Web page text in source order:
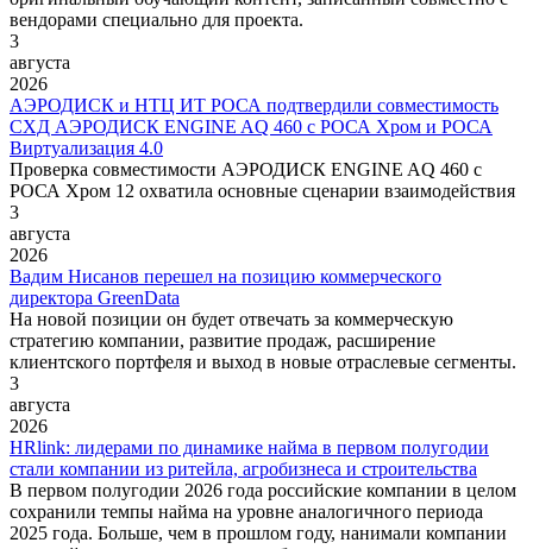
вендорами специально для проекта.
3
августа
2026
АЭРОДИСК и НТЦ ИТ РОСА подтвердили совместимость
СХД АЭРОДИСК ENGINE AQ 460 с РОСА Хром и РОСА
Виртуализация 4.0
Проверка совместимости АЭРОДИСК ENGINE AQ 460 с
РОСА Хром 12 охватила основные сценарии взаимодействия
3
августа
2026
Вадим Нисанов перешел на позицию коммерческого
директора GreenData
На новой позиции он будет отвечать за коммерческую
стратегию компании, развитие продаж, расширение
клиентского портфеля и выход в новые отраслевые сегменты.
3
августа
2026
HRlink: лидерами по динамике найма в первом полугодии
стали компании из ритейла, агробизнеса и строительства
В первом полугодии 2026 года российские компании в целом
сохранили темпы найма на уровне аналогичного периода
2025 года. Больше, чем в прошлом году, нанимали компании